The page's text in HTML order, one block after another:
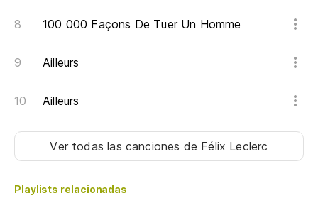
100 000 Façons De Tuer Un Homme
Ailleurs
Ailleurs
Ver todas las canciones de Félix Leclerc
Playlists relacionadas